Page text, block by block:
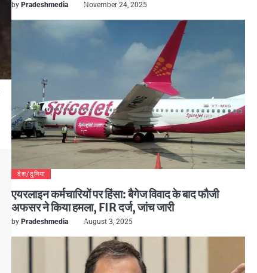
by Pradeshmedia November 24, 2025
देश/दुनिया
एयरलाइन कर्मचारियों पर हिंसा: बैगेज विवाद के बाद फौजी
अफसर ने किया हमला, FIR दर्ज, जांच जारी
by Pradeshmedia August 3, 2025